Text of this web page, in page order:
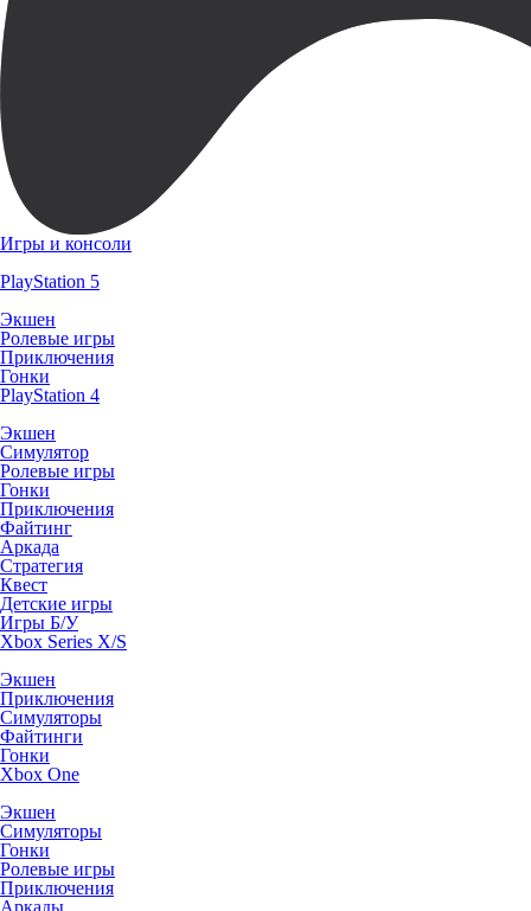
Игры и консоли
PlayStation 5
Экшен
Ролевые игры
Приключения
Гонки
PlayStation 4
Экшен
Симулятор
Ролевые игры
Гонки
Приключения
Файтинг
Аркада
Стратегия
Квест
Детские игры
Игры Б/У
Xbox Series X/S
Экшен
Приключения
Симуляторы
Файтинги
Гонки
Xbox One
Экшен
Симуляторы
Гонки
Ролевые игры
Приключения
Аркады